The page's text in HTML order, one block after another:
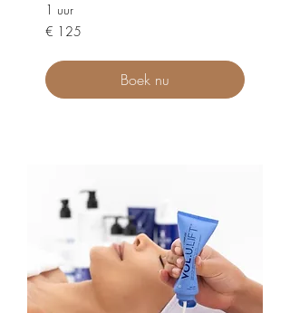
1 uur
125
euro
€ 125
Boek nu